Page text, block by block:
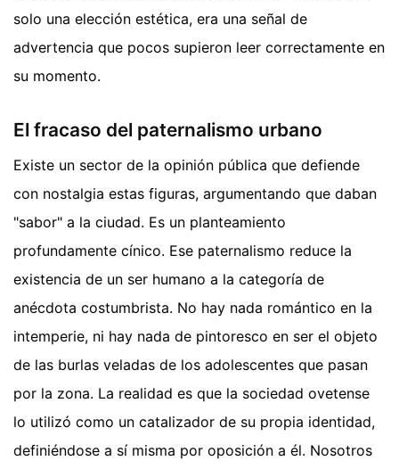
solo una elección estética, era una señal de
advertencia que pocos supieron leer correctamente en
su momento.
El fracaso del paternalismo urbano
Existe un sector de la opinión pública que defiende
con nostalgia estas figuras, argumentando que daban
"sabor" a la ciudad. Es un planteamiento
profundamente cínico. Ese paternalismo reduce la
existencia de un ser humano a la categoría de
anécdota costumbrista. No hay nada romántico en la
intemperie, ni hay nada de pintoresco en ser el objeto
de las burlas veladas de los adolescentes que pasan
por la zona. La realidad es que la sociedad ovetense
lo utilizó como un catalizador de su propia identidad,
definiéndose a sí misma por oposición a él. Nosotros